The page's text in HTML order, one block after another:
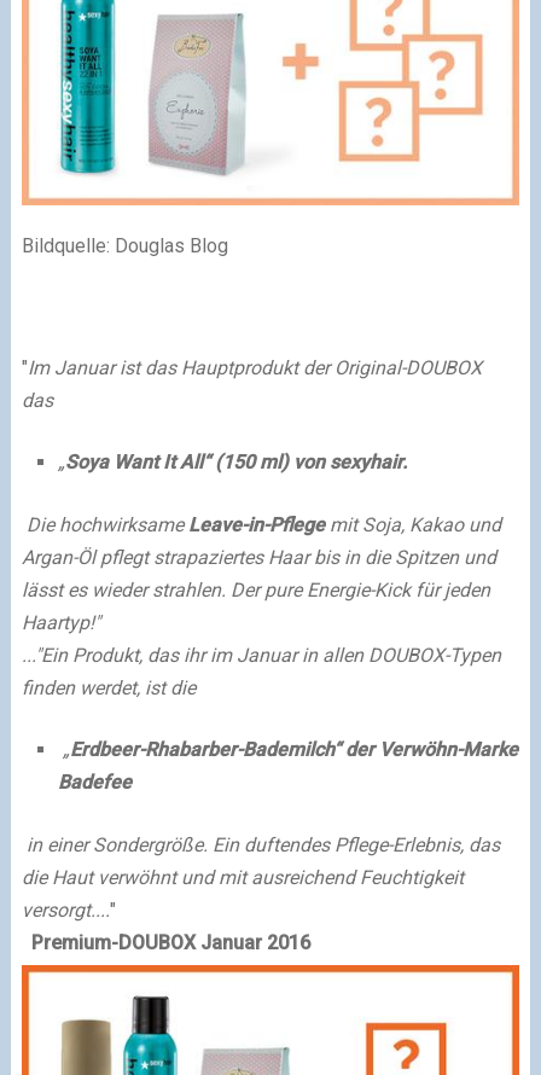
Bildquelle: Douglas Blog
"Im Januar ist das Hauptprodukt der Original-DOUBOX
das
„Soya Want It All“ (150 ml) von sexyhair.
Die hochwirksameLeave-in-Pflegemit Soja, Kakao und
Argan-Öl pflegt strapaziertes Haar bis in die Spitzen und
lässt es wieder strahlen. Der pure Energie-Kick für jeden
Haartyp!"
..."Ein Produkt, das ihr im Januar in allen DOUBOX-Typen
finden werdet, ist die
„Erdbeer-Rhabarber-Bademilch“ der Verwöhn-Marke
Badefee
in einer Sondergröße. Ein duftendes Pflege-Erlebnis, das
die Haut verwöhnt und mit ausreichend Feuchtigkeit
versorgt...."
Premium-DOUBOXJanuar 2016